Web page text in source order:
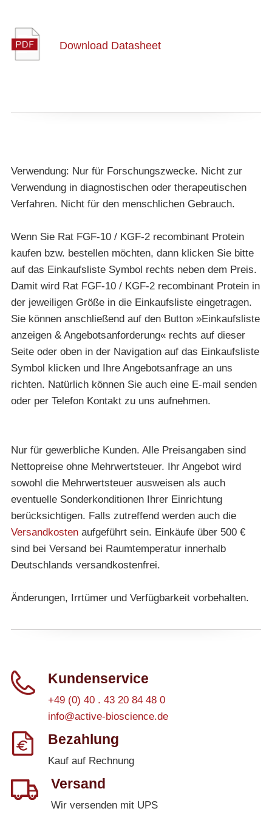
Download Datasheet
Verwendung: Nur für Forschungszwecke. Nicht zur
Verwendung in diagnostischen oder therapeutischen
Verfahren. Nicht für den menschlichen Gebrauch.
Wenn Sie Rat FGF-10 / KGF-2 recombinant Protein
kaufen bzw. bestellen möchten, dann klicken Sie bitte
auf das Einkaufsliste Symbol rechts neben dem Preis.
Damit wird Rat FGF-10 / KGF-2 recombinant Protein in
der jeweiligen Größe in die Einkaufsliste eingetragen.
Sie können anschließend auf den Button »Einkaufsliste
anzeigen & Angebotsanforderung« rechts auf dieser
Seite oder oben in der Navigation auf das Einkaufsliste
Symbol klicken und Ihre Angebotsanfrage an uns
richten. Natürlich können Sie auch eine E-mail senden
oder per Telefon Kontakt zu uns aufnehmen.
Nur für gewerbliche Kunden. Alle Preisangaben sind
Nettopreise ohne Mehrwertsteuer. Ihr Angebot wird
sowohl die Mehrwertsteuer ausweisen als auch
eventuelle Sonderkonditionen Ihrer Einrichtung
berücksichtigen. Falls zutreffend werden auch die
Versandkostenaufgeführt sein. Einkäufe über 500 €
sind bei Versand bei Raumtemperatur innerhalb
Deutschlands versandkostenfrei.
Änderungen, Irrtümer und Verfügbarkeit vorbehalten.
Kundenservice
+49 (0) 40 . 43 20 84 48 0
info@active-bioscience.de
Bezahlung
Kauf auf Rechnung
Versand
Wir versenden mit UPS